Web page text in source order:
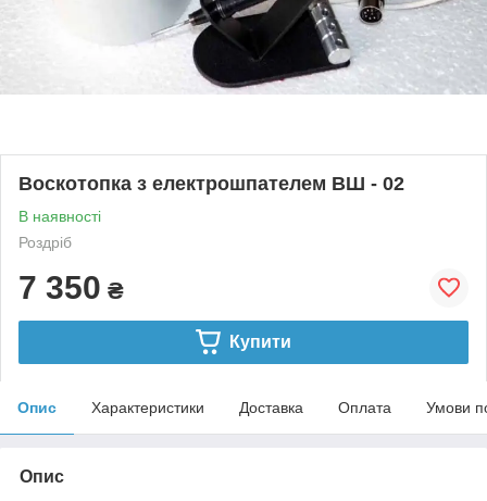
Воскотопка з електрошпателем ВШ - 02
В наявності
Роздріб
7 350 ₴
Купити
Опис Характеристики Доставка Оплата Умови
Опис